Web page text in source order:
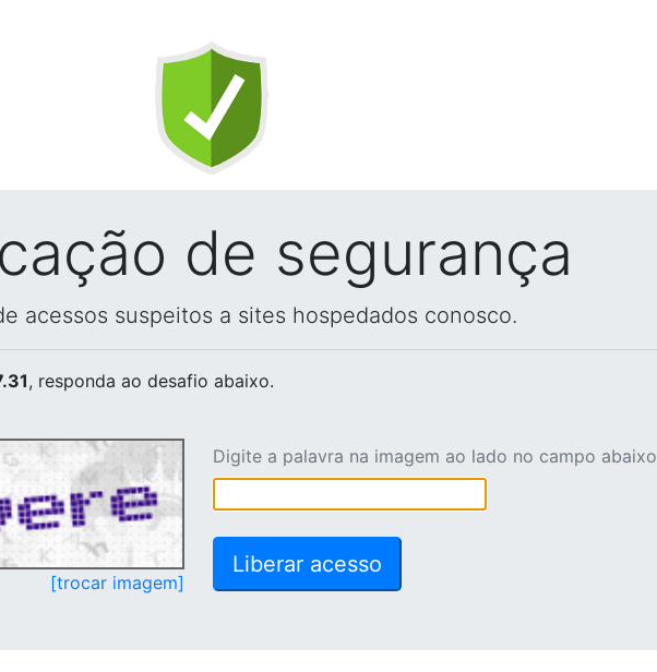
de segurança
acessos suspeitos a sites hospedados conosco.
, responda ao desafio abaixo.
[trocar imagem]
Digite a palavra na imagem ao lado no campo abaixo